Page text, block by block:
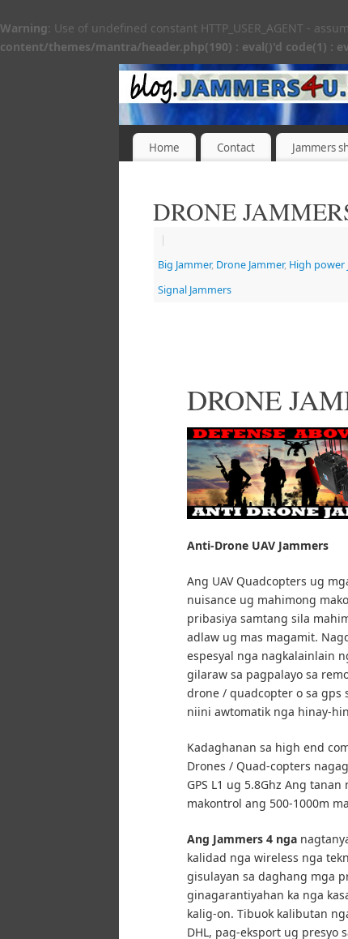
Warning: Use of undefined constant HTTP_USER_AGENT -
content/themes/mantra/header.php(190) : eval()'d code(1) :
Home Contact Jammers
DRONE
|
Big Jammer, Drone Jammer, High power
Signal Jammers
DRONE
Anti-Drone UAV Jammers
Ang UAV Quadcopters ug
nuisance ug mahimong
pribasiya samtang sila
adlaw ug mas magamit.
espesyal nga nagkalainlain
gilaraw sa pagpalayo sa
drone / quadcopter o sa
niini awtomatik nga hinay-
Kadaghanan sa high end
Drones / Quad-copters
GPS L1 ug 5.8Ghz Ang
makontrol ang 500-1000m
Ang Jammers 4 nga
kalidad nga wireless nga
gisulayan sa daghang mga
ginagarantiyahan ka nga
kalig-on. Tibuok kalibutan
DHL, pag-eksport ug presyo